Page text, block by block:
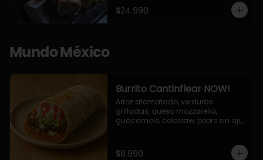
palta, cubierto con topping de
chimichurri de la casa flambeado.
$24.990
Mundo México
Burrito Cantinflear NOW!
Arroz atomatado, verduras
grilladas, queso mozzarella,
guacamole, coleslaw, pebre sin aji,
$8.990